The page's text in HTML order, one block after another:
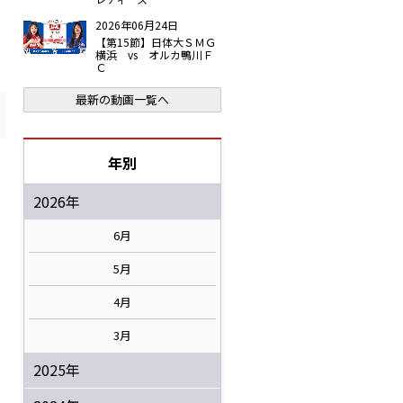
2026年06月24日
【第15節】日体大ＳＭＧ
横浜 vs オルカ鴨川Ｆ
Ｃ
最新の動画一覧へ
年別
2026年
6月
5月
4月
3月
2025年